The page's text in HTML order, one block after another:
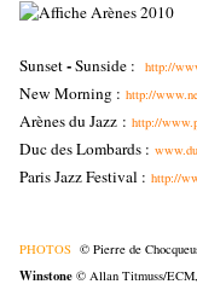
Sunset-Sunside : http://
New Morning : http://
Arènes du Jazz : http://
Duc des Lombards :
Paris Jazz Festival : http://
PHOTOS © Pierre de
Winstone © Allan Titmuss/ECM,